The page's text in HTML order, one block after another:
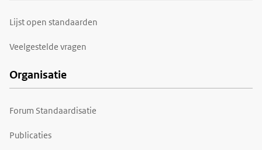
Lijst open standaarden
Veelgestelde vragen
Organisatie
Forum Standaardisatie
Publicaties